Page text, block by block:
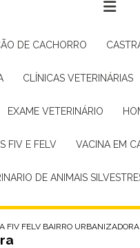
DE CACHORRO
CLÍNICAS VETERINÁRIAS
EXAME VETERINÁRIO
FIV E FELV VACINA EM
DE ANIMAIS
FIV FELV BAIRRO URBANIZADORA